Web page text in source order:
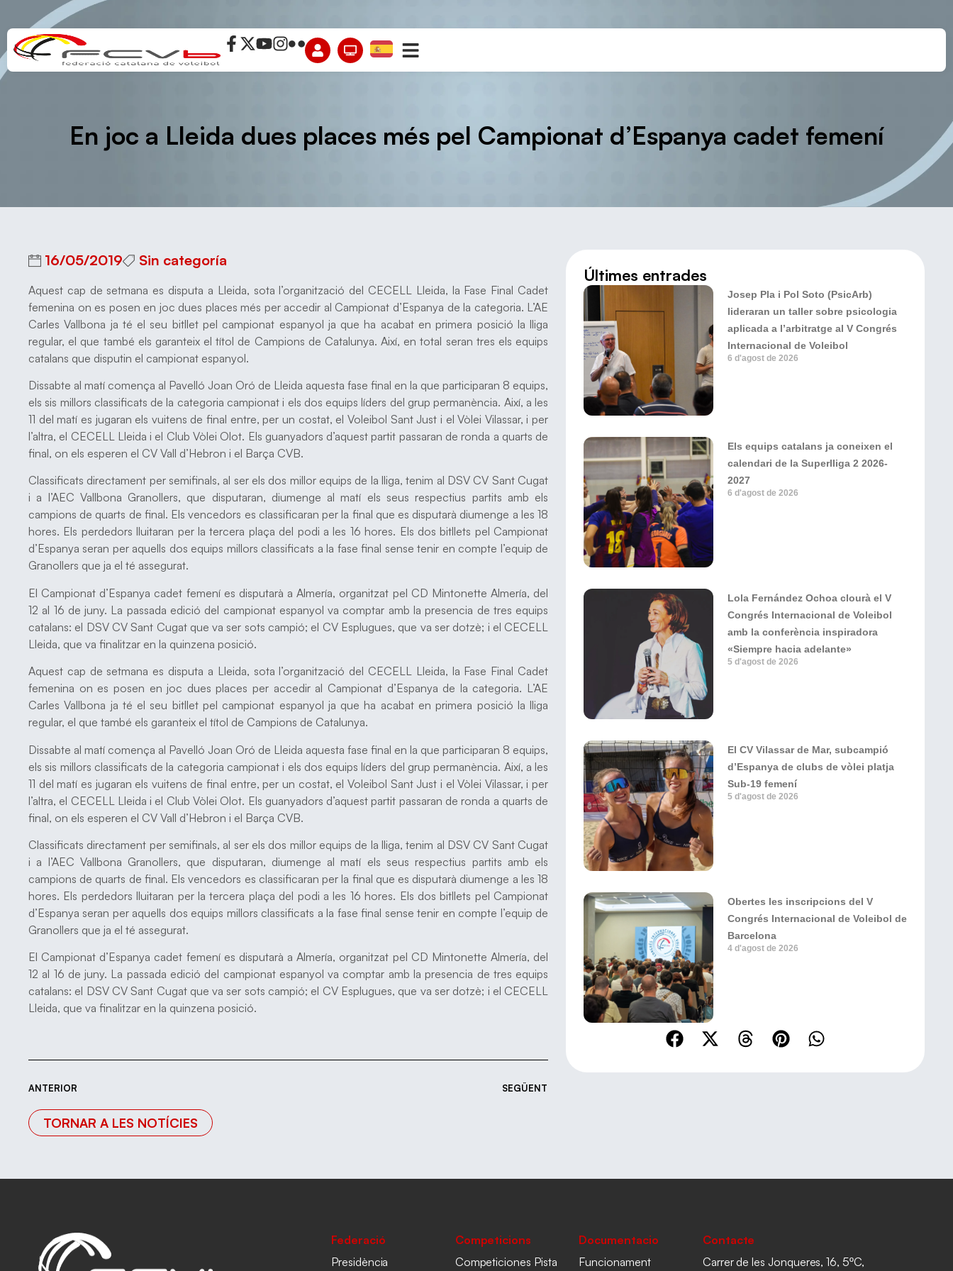
En joc a Lleida dues places més pel Campionat d’Espanya cadet femení
16/05/2019 Sin categoría
Aquest cap de setmana es disputa a Lleida, sota l’organització del CECELL Lleida, la Fase Final Cadet
femenina on es posen en joc dues places més per accedir al Campionat d’Espanya de la categoria. L’AE
Carles Vallbona ja té el seu bitllet pel campionat espanyol ja que ha acabat en primera posició la lliga
regular, el que també els garanteix el títol de Campions de Catalunya. Així, en total seran tres els equips
catalans que disputin el campionat espanyol.
Dissabte al matí comença al Pavelló Joan Oró de Lleida aquesta fase final en la que participaran 8 equips,
els sis millors classificats de la categoria campionat i els dos equips líders del grup permanència. Així, a les
11 del matí es jugaran els vuitens de final entre, per un costat, el Voleibol Sant Just i el Vòlei Vilassar, i per
l’altra, el CECELL Lleida i el Club Vòlei Olot. Els guanyadors d’aquest partit passaran de ronda a quarts de
final, on els esperen el CV Vall d’Hebron i el Barça CVB.
Classificats directament per semifinals, al ser els dos millor equips de la lliga, tenim al DSV CV Sant Cugat
i a l’AEC Vallbona Granollers, que disputaran, diumenge al matí els seus respectius partits amb els
campions de quarts de final. Els vencedors es classificaran per la final que es disputarà diumenge a les 18
hores. Els perdedors lluitaran per la tercera plaça del podi a les 16 hores. Els dos bitllets pel Campionat
d’Espanya seran per aquells dos equips millors classificats a la fase final sense tenir en compte l’equip de
Granollers que ja el té assegurat.
El Campionat d’Espanya cadet femení es disputarà a Almería, organitzat pel CD Mintonette Almería, del
12 al 16 de juny. La passada edició del campionat espanyol va comptar amb la presencia de tres equips
catalans: el DSV CV Sant Cugat que va ser sots campió; el CV Esplugues, que va ser dotzè; i el CECELL
Lleida, que va finalitzar en la quinzena posició.
Aquest cap de setmana es disputa a Lleida, sota l’organització del CECELL Lleida, la Fase Final Cadet
femenina on es posen en joc dues places per accedir al Campionat d’Espanya de la categoria. L’AE
Carles Vallbona ja té el seu bitllet pel campionat espanyol ja que ha acabat en primera posició la lliga
regular, el que també els garanteix el títol de Campions de Catalunya.
Dissabte al matí comença al Pavelló Joan Oró de Lleida aquesta fase final en la que participaran 8 equips,
els sis millors classificats de la categoria campionat i els dos equips líders del grup permanència. Així, a les
11 del matí es jugaran els vuitens de final entre, per un costat, el Voleibol Sant Just i el Vòlei Vilassar, i per
l’altra, el CECELL Lleida i el Club Vòlei Olot. Els guanyadors d’aquest partit passaran de ronda a quarts de
final, on els esperen el CV Vall d’Hebron i el Barça CVB.
Classificats directament per semifinals, al ser els dos millor equips de la lliga, tenim al DSV CV Sant Cugat
i a l’AEC Vallbona Granollers, que disputaran, diumenge al matí els seus respectius partits amb els
campions de quarts de final. Els vencedors es classificaran per la final que es disputarà diumenge a les 18
hores. Els perdedors lluitaran per la tercera plaça del podi a les 16 hores. Els dos bitllets pel Campionat
d’Espanya seran per aquells dos equips millors classificats a la fase final sense tenir en compte l’equip de
Granollers que ja el té assegurat.
El Campionat d’Espanya cadet femení es disputarà a Almería, organitzat pel CD Mintonette Almería, del
12 al 16 de juny. La passada edició del campionat espanyol va comptar amb la presencia de tres equips
catalans: el DSV CV Sant Cugat que va ser sots campió; el CV Esplugues, que va ser dotzè; i el CECELL
Lleida, que va finalitzar en la quinzena posició.
ANTERIOR SEGÜENT
TORNAR A LES NOTÍCIES
Últimes entrades
Josep Pla i Pol Soto (PsicArb)
lideraran un taller sobre psicologia
aplicada a l’arbitratge al V Congrés
Internacional de Voleibol
6 d'agost de 2026
Els equips catalans ja coneixen el
calendari de la Superlliga 2 2026-
2027
6 d'agost de 2026
Lola Fernández Ochoa clourà el V
Congrés Internacional de Voleibol
amb la conferència inspiradora
«Siempre hacia adelante»
5 d'agost de 2026
El CV Vilassar de Mar, subcampió
d’Espanya de clubs de vòlei platja
Sub-19 femení
5 d'agost de 2026
Obertes les inscripcions del V
Congrés Internacional de Voleibol de
Barcelona
4 d'agost de 2026
Federació
Presidència
Competicions
Competiciones Pista
Documentacio
Funcionament
Contacte
Carrer de les Jonqueres, 16, 5ºC,